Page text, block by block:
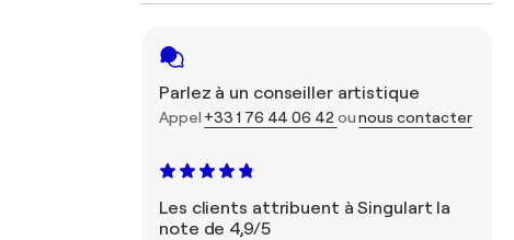
Parlez à un conseiller artistique
Appel +33 1 76 44 06 42 ounous contacter
Les clients attribuent à Singulart la
note de 4,9/5